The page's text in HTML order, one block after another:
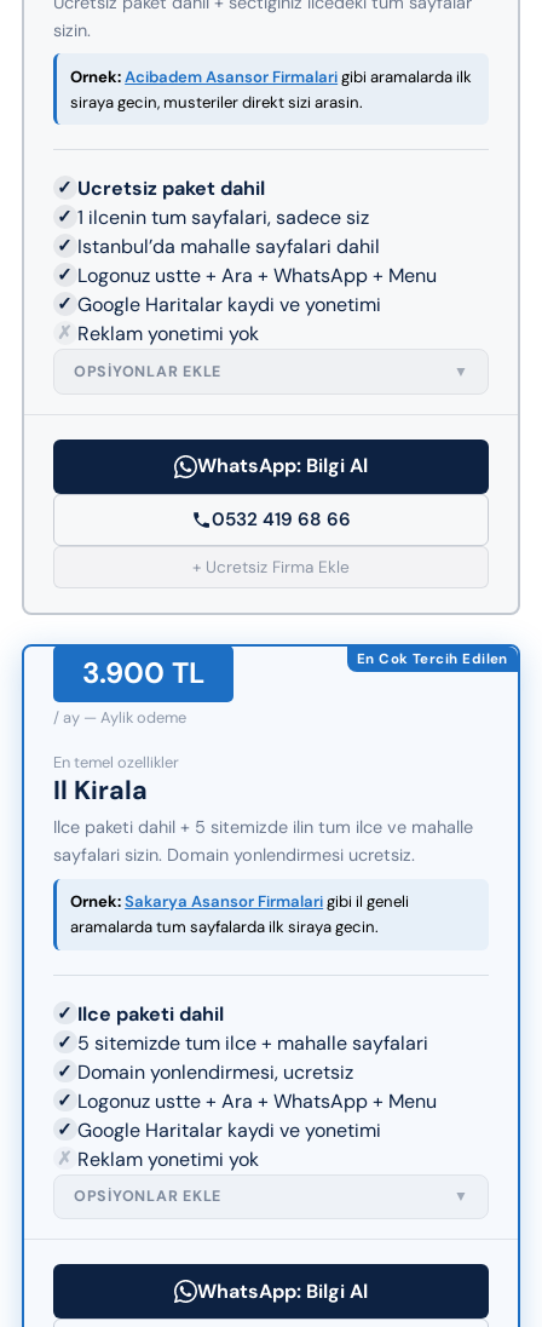
sizin.
Ornek:Acibadem Asansor Firmalarigibi aramalarda ilk
siraya gecin, musteriler direkt sizi arasin.
✓ Ucretsiz paket dahil
✓ 1 ilcenin tum sayfalari, sadece siz
✓ Istanbul’da mahalle sayfalari dahil
✓ Logonuz ustte + Ara + WhatsApp + Menu
✓ Google Haritalar kaydi ve yonetimi
✗ Reklam yonetimi yok
OPSIYONLAR EKLE ▼
WhatsApp: Bilgi Al
0532 419 68 66
+ Ucretsiz Firma Ekle
En Cok Tercih Edilen
3.900 TL
/ ay — Aylik odeme
En temel ozellikler
Il Kirala
Ilce paketi dahil + 5 sitemizde ilin tum ilce ve mahalle
sayfalari sizin. Domain yonlendirmesi ucretsiz.
Ornek:Sakarya Asansor Firmalarigibi il geneli
aramalarda tum sayfalarda ilk siraya gecin.
✓ Ilce paketi dahil
✓ 5 sitemizde tum ilce + mahalle sayfalari
✓ Domain yonlendirmesi, ucretsiz
✓ Logonuz ustte + Ara + WhatsApp + Menu
✓ Google Haritalar kaydi ve yonetimi
✗ Reklam yonetimi yok
OPSIYONLAR EKLE ▼
WhatsApp: Bilgi Al